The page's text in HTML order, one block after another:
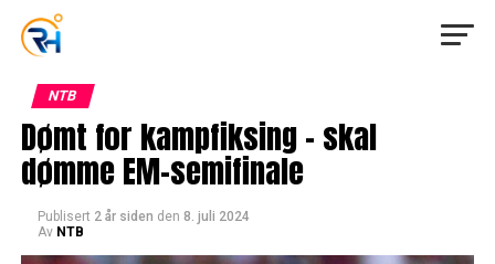
NTB
Dømt for kampfiksing – skal
dømme EM-semifinale
Publisert 2 år siden den 8. juli 2024
Av NTB